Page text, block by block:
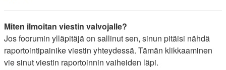
Miten ilmoitan viestin valvojalle?
Jos foorumin ylläpitäjä on sallinut sen, sinun pitäisi nähdä
raportointipainike viestin yhteydessä. Tämän klikkaaminen
vie sinut viestin raportoinnin vaiheiden läpi.